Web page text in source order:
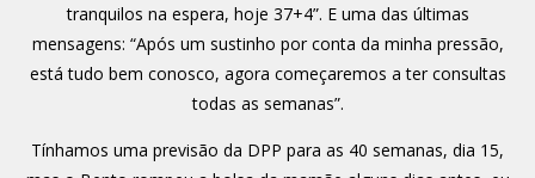
tranquilos na espera, hoje 37+4”. E uma das últimas
mensagens: “Após um sustinho por conta da minha pressão,
está tudo bem conosco, agora começaremos a ter consultas
todas as semanas”.
Tínhamos uma previsão da DPP para as 40 semanas, dia 15,